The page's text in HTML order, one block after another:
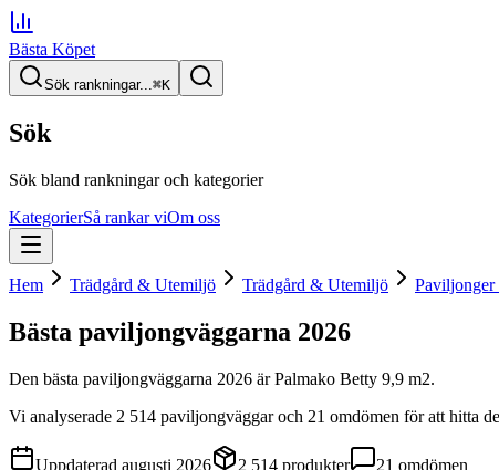
Bästa Köpet
Sök rankningar...⌘K
Sök
Sök bland rankningar och kategorier
KategorierSå rankar viOm oss
Hem Trädgård & Utemiljö Trädgård & Utemiljö
Bästa paviljongväggarna 2026
Den bästa paviljongväggarna 2026 ärPalmako Betty 9,9 m2.
Vi analyserade 2 514 paviljongväggaroch 21 omdömen för att hitta
Uppdaterad augusti 2026 2 514 produkter 21 omdömen